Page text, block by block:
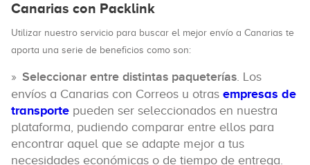
Canarias con Packlink
Utilizar nuestro servicio para buscar el mejor envío a Canarias te
aporta una serie de beneficios como son:
Seleccionar entre distintas paqueterías. Los
envíos a Canarias con Correos u otras empresas de
transporte pueden ser seleccionados en nuestra
plataforma, pudiendo comparar entre ellos para
encontrar aquel que se adapte mejor a tus
necesidades económicas o de tiempo de entrega.